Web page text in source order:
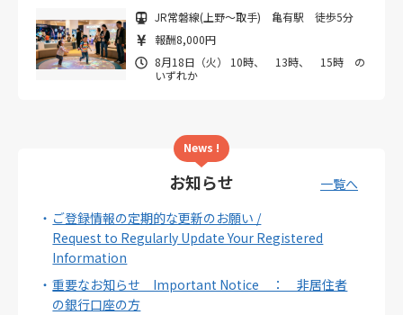
JR常磐線(上野～取手) 亀有駅 徒歩5分
報酬8,000円
8月18日（火） 10時、 13時、 15時 の
いずれか
News !
お知らせ
一覧へ
ご登録情報の定期的な更新のお願い /
Request to Regularly Update Your Registered
Information
重要なお知らせ Important Notice ： 非居住者
の銀行口座の方